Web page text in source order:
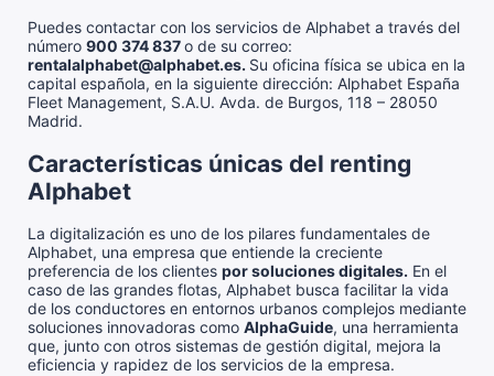
Puedes contactar con los servicios de Alphabet a través del
número 900 374 837o de su correo:
rentalalphabet@alphabet.es. Su oficina física se ubica en la
capital española, en la siguiente dirección: Alphabet España
Fleet Management, S.A.U. Avda. de Burgos, 118 – 28050
Madrid.
Características únicas del renting
Alphabet
La digitalización es uno de los pilares fundamentales de
Alphabet, una empresa que entiende la creciente
preferencia de los clientes por soluciones digitales. En el
caso de las grandes flotas, Alphabet busca facilitar la vida
de los conductores en entornos urbanos complejos mediante
soluciones innovadoras como AlphaGuide, una herramienta
que, junto con otros sistemas de gestión digital, mejora la
eficiencia y rapidez de los servicios de la empresa.